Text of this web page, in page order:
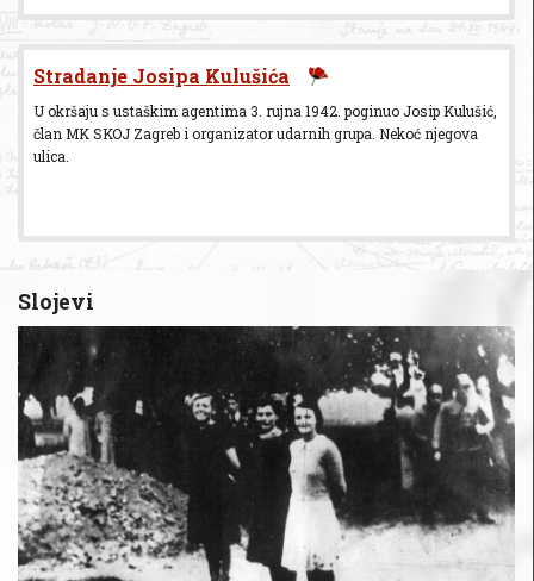
Stradanje Josipa Kulušića
U okršaju s ustaškim agentima 3. rujna 1942. poginuo Josip Kulušić,
član MK SKOJ Zagreb i organizator udarnih grupa. Nekoć njegova
ulica.
Slojevi